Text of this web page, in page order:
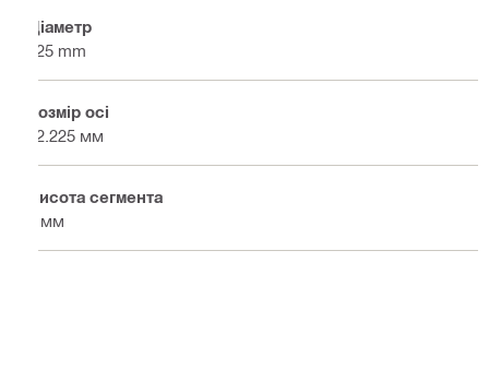
Діаметр
125 mm
Розмір осі
22.225 мм
Висота сегмента
5 мм